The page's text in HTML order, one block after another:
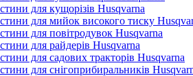
для кущорізів Husqvarna
для мийок високого тиску
для повітродувок Husqvarna
для райдерів Husqvarna
для садових тракторів Husqvarna
для снігоприбиральників